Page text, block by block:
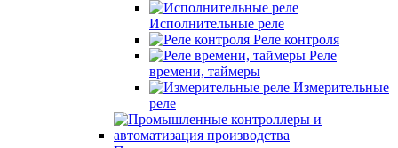
Исполнительные реле
Реле контроля
Реле
времени, таймеры
Измерительные
реле